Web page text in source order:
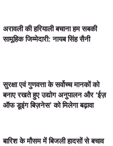
अरावली की हरियाली बचाना हम सबकी
सामूहिक जिम्मेदारी: नायब सिंह सैनी
सुरक्षा एवं गुणवत्ता के सर्वोच्च मानकों को
बनाए रखते हुए उद्योग अनुपालन और ‘ईज़
ऑफ डूइंग बिज़नेस’ को मिलेगा बढ़ावा
बारिश के मौसम में बिजली हादसों से बचाव